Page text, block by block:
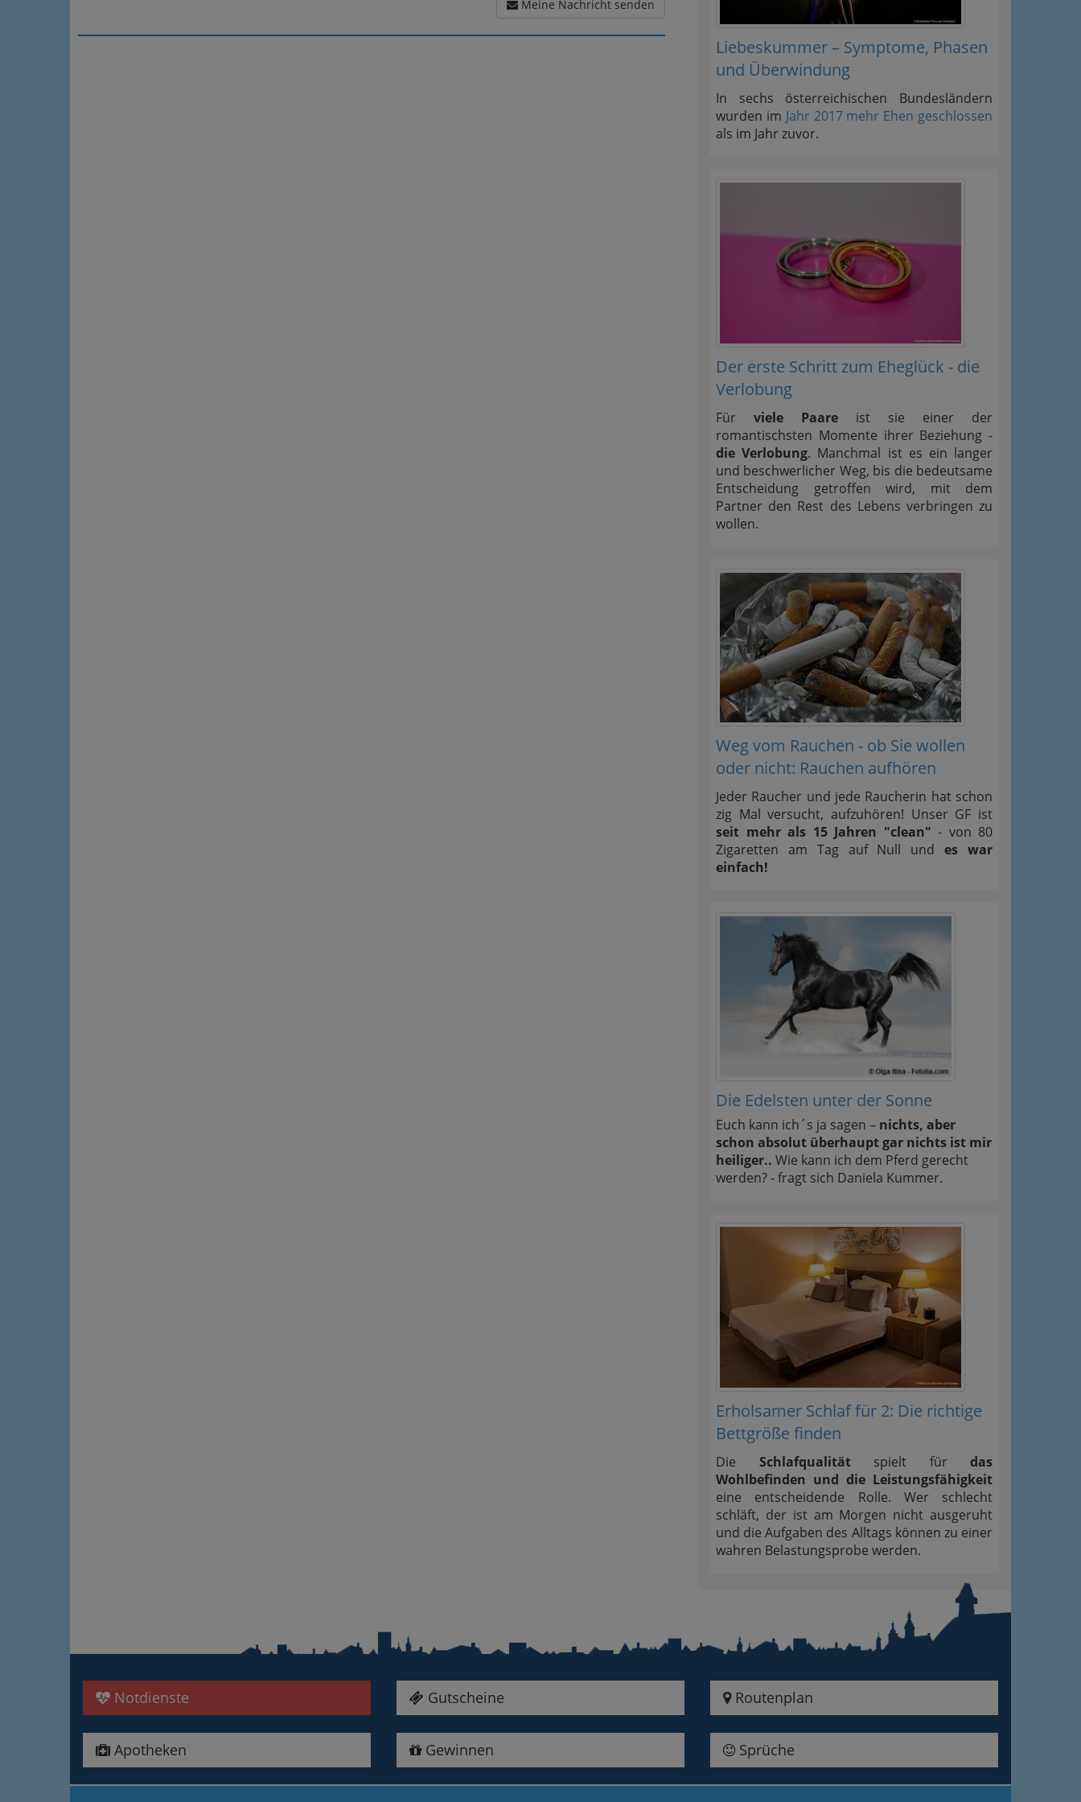
Meine Nachricht senden
Liebeskummer – Symptome, Phasen
und Überwindung
In sechs österreichischen Bundesländern
wurden im Jahr 2017 mehr Ehen geschlossen
als im Jahr zuvor.
Der erste Schritt zum Eheglück - die
Verlobung
Für viele Paare ist sie einer der
romantischsten Momente ihrer Beziehung -
die Verlobung. Manchmal ist es ein langer
und beschwerlicher Weg, bis die bedeutsame
Entscheidung getroffen wird, mit dem
Partner den Rest des Lebens verbringen zu
wollen.
Weg vom Rauchen - ob Sie wollen
oder nicht: Rauchen aufhören
Jeder Raucher und jede Raucherin hat schon
zig Mal versucht, aufzuhören! Unser GF ist
seit mehr als 15 Jahren "clean" - von 80
Zigaretten am Tag auf Null undes war
einfach!
Die Edelsten unter der Sonne
Euch kann ich´s ja sagen – nichts, aber
schon absolut überhaupt gar nichts ist mir
heiliger.. Wie kann ich dem Pferd gerecht
werden? - fragt sich Daniela Kummer.
Erholsamer Schlaf für 2: Die richtige
Bettgröße finden
Die Schlafqualitätspielt für das
Wohlbefinden und die Leistungsfähigkeit
eine entscheidende Rolle. Wer schlecht
schläft, der ist am Morgen nicht ausgeruht
und die Aufgaben des Alltags können zu einer
wahren Belastungsprobe werden.
Notdienste
Apotheken
Gutscheine
Gewinnen
Routenplan
Sprüche